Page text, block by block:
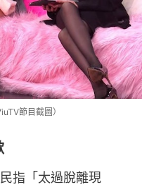
節目截圖）
指「太過脫離現